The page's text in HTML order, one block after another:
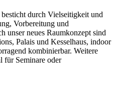
durch Vielseitigkeit und
Vorbereitung und
unser neues Raumkonzept sind
Palais und Kesselhaus, indoor
kombinierbar. Weitere
für Seminare oder